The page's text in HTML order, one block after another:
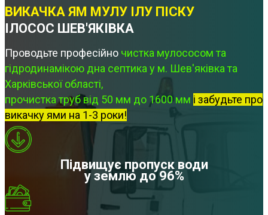
ВИКАЧКА ЯМ МУЛУ ІЛУ ПІСКУ
ІЛОСОС ШЕВ'ЯКІВКА
Проводьте професійно чистка мулососом та
гідродинамікою дна септика у м. Шев'яківка та
Харківської області,
прочистка труб від 50 мм до 1600 мм і забудьте про
викачку ями на 1-3 роки!
Підвищує пропуск води
у землю до 96%